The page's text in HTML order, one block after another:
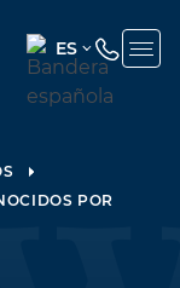
ES
ENGLISH
SPANISH
POR